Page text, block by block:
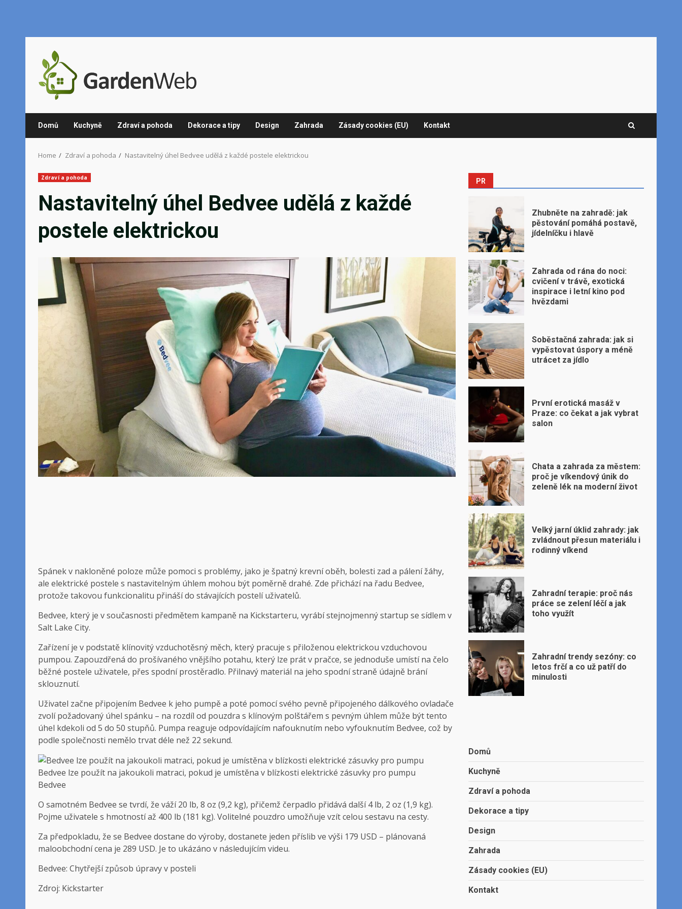
content
Domů Kuchyně Zdraví a pohoda Dekorace a tipy Design Zahrada Zásady cookies (EU) Kontakt
Home Zdraví a pohoda Nastavitelný úhel Bedvee udělá z každé postele elektrickou
Zdraví a pohoda
Nastavitelný úhel Bedvee udělá z každé
postele elektrickou
Spánek v nakloněné poloze může pomoci s problémy, jako je špatný krevní oběh, bolesti zad a pálení žáhy,
ale elektrické postele s nastavitelným úhlem mohou být poměrně drahé. Zde přichází na řadu Bedvee,
protože takovou funkcionalitu přináší do stávajících postelí uživatelů.
Bedvee, který je v současnosti předmětem kampaně na Kickstarteru, vyrábí stejnojmenný startup se sídlem v
Salt Lake City.
Zařízení je v podstatě klínovitý vzduchotěsný měch, který pracuje s přiloženou elektrickou vzduchovou
pumpou. Zapouzdřená do prošívaného vnějšího potahu, který lze prát v pračce, se jednoduše umístí na čelo
běžné postele uživatele, přes spodní prostěradlo. Přilnavý materiál na jeho spodní straně údajně brání
sklouznutí.
Uživatel začne připojením Bedvee k jeho pumpě a poté pomocí svého pevně připojeného dálkového ovladače
zvolí požadovaný úhel spánku – na rozdíl od pouzdra s klínovým polštářem s pevným úhlem může být tento
úhel kdekoli od 5 do 50 stupňů. Pumpa reaguje odpovídajícím nafouknutím nebo vyfouknutím Bedvee, což by
podle společnosti nemělo trvat déle než 22 sekund.
Bedvee lze použít na jakoukoli matraci, pokud je umístěna v blízkosti elektrické zásuvky pro pumpu
Bedvee
O samotném Bedvee se tvrdí, že váží 20 lb, 8 oz (9,2 kg), přičemž čerpadlo přidává další 4 lb, 2 oz (1,9 kg).
Pojme uživatele s hmotností až 400 lb (181 kg). Volitelné pouzdro umožňuje vzít celou sestavu na cesty.
Za předpokladu, že se Bedvee dostane do výroby, dostanete jeden příslib ve výši 179 USD – plánovaná
maloobchodní cena je 289 USD. Je to ukázáno v následujícím videu.
Bedvee: Chytřejší způsob úpravy v posteli
Zdroj: Kickstarter
PR
Zhubněte na zahradě: jak
pěstování pomáhá postavě,
jídelníčku i hlavě
Zahrada od rána do noci:
cvičení v trávě, exotická
inspirace i letní kino pod
hvězdami
Soběstačná zahrada: jak si
vypěstovat úspory a méně
utrácet za jídlo
První erotická masáž v
Praze: co čekat a jak vybrat
salon
Chata a zahrada za městem:
proč je víkendový únik do
zeleně lék na moderní život
Velký jarní úklid zahrady: jak
zvládnout přesun materiálu i
rodinný víkend
Zahradní terapie: proč nás
práce se zelení léčí a jak
toho využít
Zahradní trendy sezóny: co
letos frčí a co už patří do
minulosti
Domů
Kuchyně
Zdraví a pohoda
Dekorace a tipy
Design
Zahrada
Zásady cookies (EU)
Kontakt